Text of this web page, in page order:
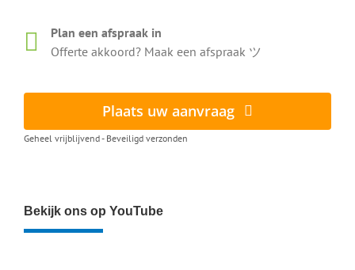
Plan een afspraak in
Offerte akkoord? Maak een afspraak ツ
Plaats uw aanvraag
Geheel vrijblijvend - Beveiligd verzonden
Bekijk ons op YouTube